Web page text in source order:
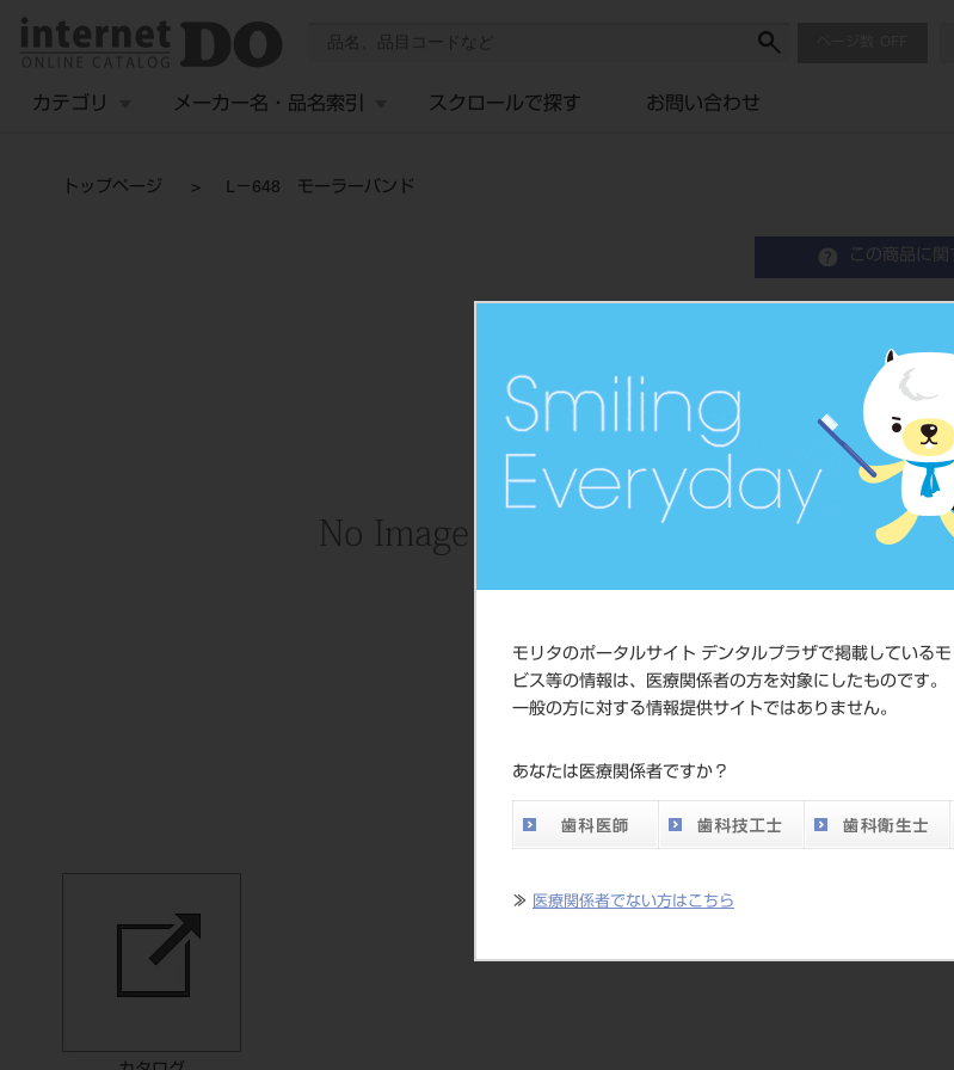
モリタのポータルサイト デンタルプラザで掲載している
ビス等の情報は、医療関係者の方を対象にしたものです。
一般の方に対する情報提供サイトではありません。
あなたは医療関係者ですか？
≫ 医療関係者でない方はこちら
カテゴリ メーカー名・品名索引 スクロールで探す お問い合わせ
トップページ L－648 モーラーバンド
この商品に関
Orthodontic Band
歯列矯正用バンド
品目コード
JAN/EANコード
メーカー
ジ